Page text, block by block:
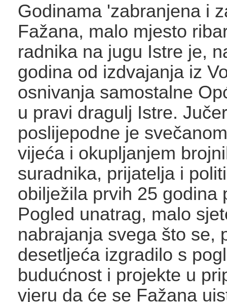
Godinama 'zabranjena i
Fažana, malo mjesto
radnika na jugu Istre je,
godina od izdvajanja iz
osnivanja samostalne
u pravi dragulj Istre. Jučer
poslijepodne je
vijeća i okupljanjem
suradnika, prijatelja i
obilježila prvih 25 godina
Pogled unatrag, malo
nabrajanja svega što se,
desetljeća izgradilo s
budućnost i projekte u
vjeru da će se Fažana